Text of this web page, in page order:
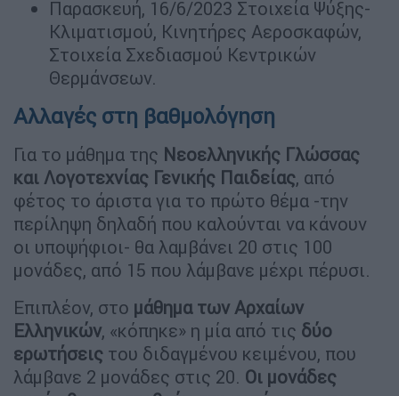
Παρασκευή, 16/6/2023 Στοιχεία Ψύξης-
Κλιματισμού, Κινητήρες Αεροσκαφών,
Στοιχεία Σχεδιασμού Κεντρικών
Θερμάνσεων.
Αλλαγές στη βαθμολόγηση
Για το μάθημα της Νεοελληνικής Γλώσσας
και Λογοτεχνίας Γενικής Παιδείας, από
φέτος το άριστα για το πρώτο θέμα -την
περίληψη δηλαδή που καλούνται να κάνουν
οι υποψήφιοι- θα λαμβάνει 20 στις 100
μονάδες, από 15 που λάμβανε μέχρι πέρυσι.
Επιπλέον, στο μάθημα των Αρχαίων
Ελληνικών, «κόπηκε» η μία από τις δύο
ερωτήσεις του διδαγμένου κειμένου, που
λάμβανε 2 μονάδες στις 20. Οι μονάδες